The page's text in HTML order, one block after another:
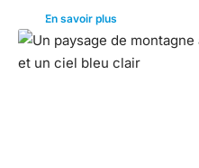
En savoir plus